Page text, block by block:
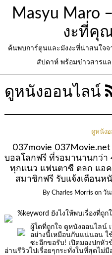
Masyu Maro
งะที่คุ
ค้นพบการ์ตูนและมังงะที่น่าสนใจจ
สัปดาห์ พร้อมข่าวสารแ
ดูหนังออนไลน์
ดูหนัง
037movie
บอลโลกฟรี ที่รอมานานกว่า
ทุกแนว แฟนตาซี ตลก แอ
สมาชิกฟรี รับแจ้งเตือนห
By Charles Morris on วัน
%keyword ยังไงให้พบเรื่องที่ถู
ผู้ใดที่ถูกใจ ดูหนังออนไลน์
อย่างนี้เหมือนกันแน่นอน ใ
ซะอีกขอรับ! เปิดมองปกหั
อ่านรีวิวไปเรื่อยๆกระทั่งในที่สุดไม่